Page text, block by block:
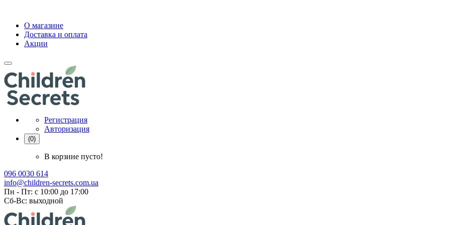
О магазине
Доставка и оплата
Акции
Регистрация
Авторизация
(0)
В корзине пусто!
096 0030 614
info@children-secrets.com.ua
Пн - Пт: с 10:00 до 17:00
Сб-Вс: выходной